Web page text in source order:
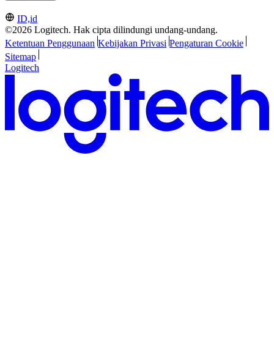
ID,id
©2026 Logitech. Hak cipta dilindungi undang-undang.
Ketentuan Penggunaan Kebijakan Privasi Pengaturan Cookie
Sitemap
Logitech